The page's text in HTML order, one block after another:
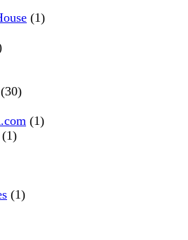
(1)
(30)
(1)
(1)
(1)